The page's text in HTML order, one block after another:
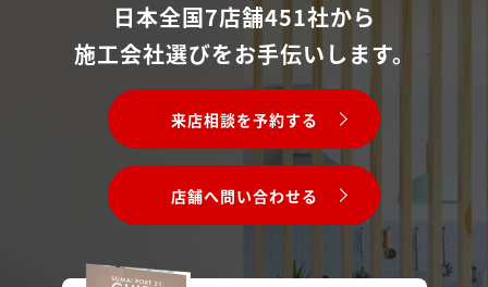
日本全国7店舗451社から
施工会社選びをお手伝いします。
来店相談を予約する
店舗へ問い合わせる